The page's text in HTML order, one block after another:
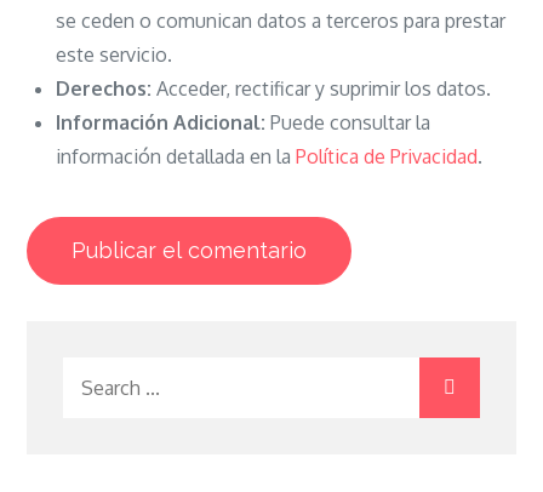
se ceden o comunican datos a terceros para prestar
este servicio.
Derechos: Acceder, rectificar y suprimir los datos.
Información Adicional: Puede consultar la
información detallada en laPolítica de Privacidad.